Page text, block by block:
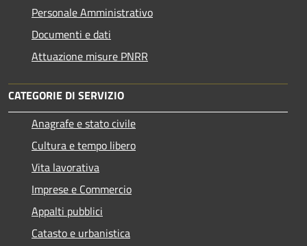
Personale Amministrativo
Documenti e dati
Attuazione misure PNRR
CATEGORIE DI SERVIZIO
Anagrafe e stato civile
Cultura e tempo libero
Vita lavorativa
Imprese e Commercio
Appalti pubblici
Catasto e urbanistica